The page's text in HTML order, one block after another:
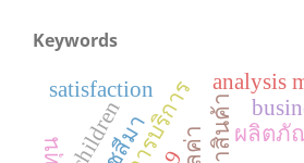
Keywords
ผลิตภั
ตราสินค้า
satisfaction analysis
children